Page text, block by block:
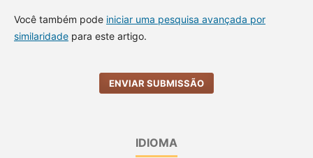
Você também pode iniciar uma pesquisa avançada por
similaridadepara este artigo.
ENVIAR SUBMISSÃO
IDIOMA